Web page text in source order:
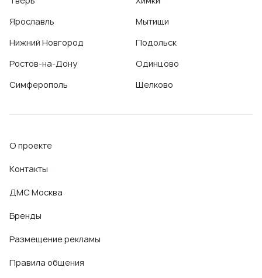
Ярославль
Нижний Новгород
Ростов-на-Дону
Симферополь
Мытищи
Подольск
Одинцово
Щелково
О проекте
Контакты
ДМС Москва
Бренды
Размещение рекламы
Правила общения